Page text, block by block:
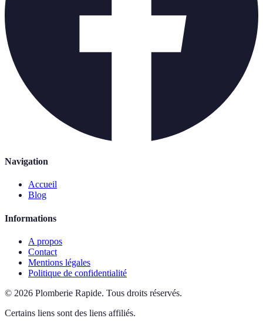
Navigation
Accueil
Blog
Informations
A propos
Contact
Mentions légales
Politique de confidentialité
© 2026 Plomberie Rapide. Tous droits réservés.
Certains liens sont des liens affiliés.